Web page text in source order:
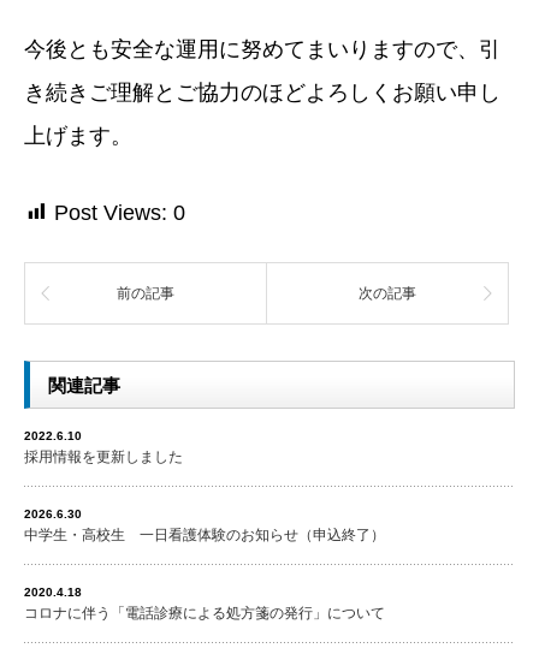
今後とも安全な運用に努めてまいりますので、引
き続きご理解とご協力のほどよろしくお願い申し
上げます。
Post Views: 0
前の記事 次の記事
関連記事
2022.6.10
採用情報を更新しました
2026.6.30
中学生・高校生 一日看護体験のお知らせ（申込終了）
2020.4.18
コロナに伴う「電話診療による処方箋の発行」について